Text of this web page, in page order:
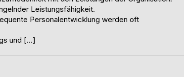
Leistungsfähigkeit.
Personalentwicklung werden oft
und […]